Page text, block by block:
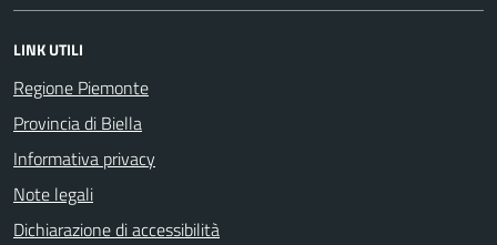
LINK UTILI
Regione Piemonte
Provincia di Biella
Informativa privacy
Note legali
Dichiarazione di accessibilità